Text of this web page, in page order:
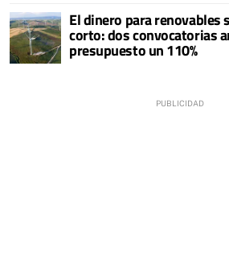
El dinero para renovables
corto: dos convocatorias
presupuesto un 110%